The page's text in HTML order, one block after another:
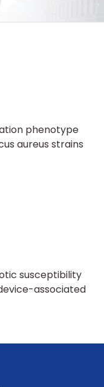
phenotype
aureus strains
susceptibility
associated